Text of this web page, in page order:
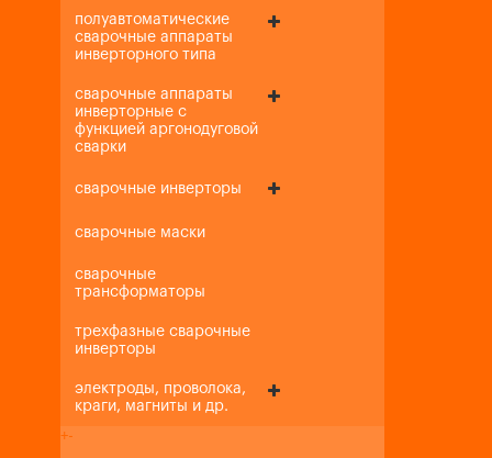
полуавтоматические
сварочные аппараты
инверторного типа
сварочные аппараты
инверторные с
функцией аргонодуговой
сварки
сварочные инверторы
сварочные маски
сварочные
трансформаторы
трехфазные сварочные
инверторы
электроды, проволока,
краги, магниты и др.
+-